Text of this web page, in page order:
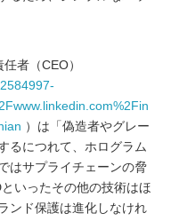
者（CEO）
）は「偽造者やグレー
るにつれて、ホログラム
はサプライチェーンの脅
いったその他の技術はほ
ンド保護は進化しなけれ